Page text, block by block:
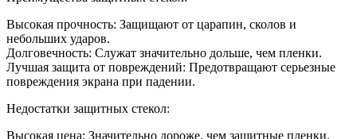
Высокая прочность: Защищают от царапин, сколов и
небольших ударов.
Долговечность: Служат значительно дольше, чем пленки.
Лучшая защита от повреждений: Предотвращают серьезные
повреждения экрана при падении.
Недостатки защитных стекол:
Высокая цена: Значительно дороже, чем защитные пленки.